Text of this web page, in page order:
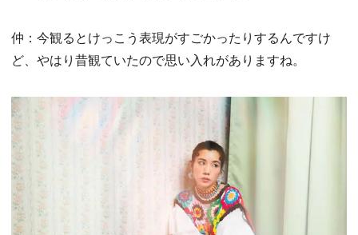
仲：今観るとけっこう表現がすごかったりするんですけ
ど、やはり昔観ていたので思い入れがありますね。